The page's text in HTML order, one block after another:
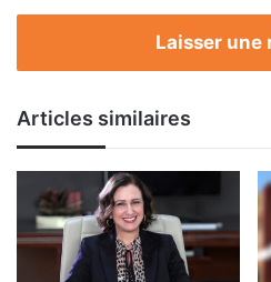
l’IATA
Laisser une
Articles similaires